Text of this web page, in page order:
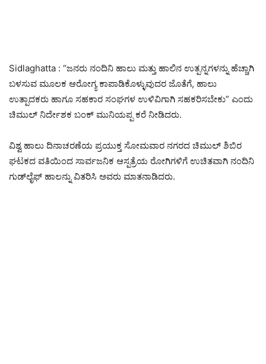
Sidlaghatta : “ಜನರು ನಂದಿನಿ ಹಾಲು ಮತ್ತು ಹಾಲಿನ ಉತ್ಪನ್ನಗಳನ್ನು ಹೆಚ್ಚಾಗಿ
ಬಳಸುವ ಮೂಲಕ ಆರೋಗ್ಯ ಕಾಪಾಡಿಕೊಳ್ಳುವುದರ ಜೊತೆಗೆ, ಹಾಲು
ಉತ್ಪಾದಕರು ಹಾಗೂ ಸಹಕಾರ ಸಂಘಗಳ ಉಳಿವಿಗಾಗಿ ಸಹಕರಿಸಬೇಕು” ಎಂದು
ಚಿಮುಲ್ ನಿರ್ದೇಶಕ ಬಂಕ್ ಮುನಿಯಪ್ಪ ಕರೆ ನೀಡಿದರು.
ವಿಶ್ವ ಹಾಲು ದಿನಾಚರಣೆಯ ಪ್ರಯುಕ್ತ ಸೋಮವಾರ ನಗರದ ಚಿಮುಲ್ ಶಿಬಿರ
ಘಟಕದ ವತಿಯಿಂದ ಸಾರ್ವಜನಿಕ ಆಸ್ಪತ್ರೆಯ ರೋಗಿಗಳಿಗೆ ಉಚಿತವಾಗಿ ನಂದಿನಿ
ಗುಡ್‌ಲೈಫ್ ಹಾಲನ್ನು ವಿತರಿಸಿ ಅವರು ಮಾತನಾಡಿದರು.